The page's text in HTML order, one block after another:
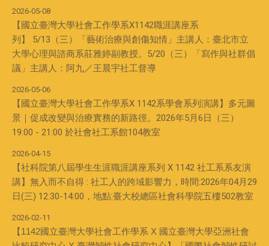
2026-05-08
【國立臺灣大學社會工作學系X1142職涯講座系
列】 5/13（三）「藝術治療與創傷知情」主講人：臺北市立
大學心理與諮商系莊雅婷副教授。5/20（三）「寫作與社群倡
議」主講人：阿九／王晨宇社工督導
2026-05-06
【國立臺灣大學社會工作學系X 1142系學會系列演講】多元圖
景｜促成改變與治療實務的新路徑。2026年5月6日（三）
19:00 - 21:00 於社會社工系館104教室
2026-04-15
【社科院第八屆學生生涯職涯講座系列 X 1142 社工系系友演
講】無入而不自得 : 社工人的跨域影響力，時間:2026年04月29
日(三) 12:30-14:00，地點:臺大校總區社會科學院五樓502教室
2026-02-11
【1142國立臺灣大學社會工作學系 X 國立臺灣大學亞洲社會